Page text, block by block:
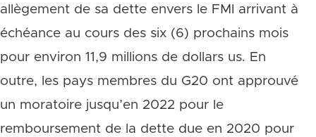
allègement de sa dette envers le FMI arrivant à
échéance au cours des six (6) prochains mois
pour environ 11,9 millions de dollars us. En
outre, les pays membres du G20 ont approuvé
un moratoire jusqu’en 2022 pour le
remboursement de la dette due en 2020 pour